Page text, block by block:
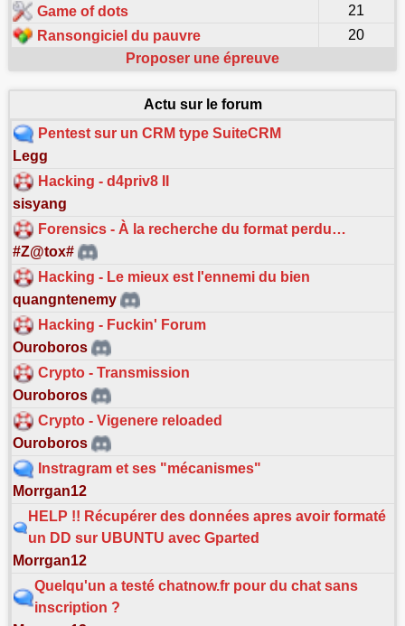
Game of dots
21
Ransongiciel du pauvre
20
Proposer une épreuve
Actu sur le forum
Pentest sur un CRM type SuiteCRM
Legg
Hacking - d4priv8 II
sisyang
Forensics - À la recherche du format perdu…
#Z@tox#
Hacking - Le mieux est l'ennemi du bien
quangntenemy
Hacking - Fuckin' Forum
Ouroboros
Crypto - Transmission
Ouroboros
Crypto - Vigenere reloaded
Ouroboros
Instragram et ses "mécanismes"
Morrgan12
HELP !! Récupérer des données apres avoir formaté
un DD sur UBUNTU avec Gparted
Morrgan12
Quelqu'un a testé chatnow.fr pour du chat sans
inscription ?